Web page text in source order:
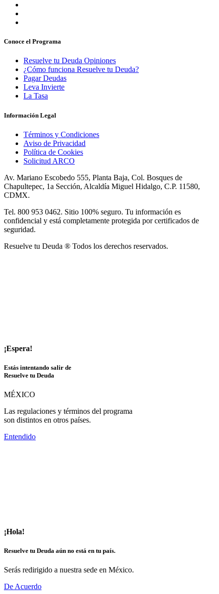
Conoce el Programa
Resuelve tu Deuda Opiniones
¿Cómo funciona Resuelve tu Deuda?
Pagar Deudas
Leva Invierte
La Tasa
Información Legal
Términos y Condiciones
Aviso de Privacidad
Política de Cookies
Solicitud ARCO
Av. Mariano Escobedo 555, Planta Baja, Col. Bosques de
Chapultepec, 1a Sección, Alcaldía Miguel Hidalgo, C.P. 11580,
CDMX.
Tel. 800 953 0462. Sitio 100% seguro. Tu información es
confidencial y está completamente protegida por certificados de
seguridad.
Resuelve tu Deuda ® Todos los derechos reservados.
¡Espera!
Estás intentando salir de
Resuelve tu Deuda
MÉXICO
Las regulaciones y términos del programa
son distintos en otros países.
Entendido
¡Hola!
Resuelve tu Deuda aún no está en tu país.
Serás redirigido a nuestra sede en México.
De Acuerdo